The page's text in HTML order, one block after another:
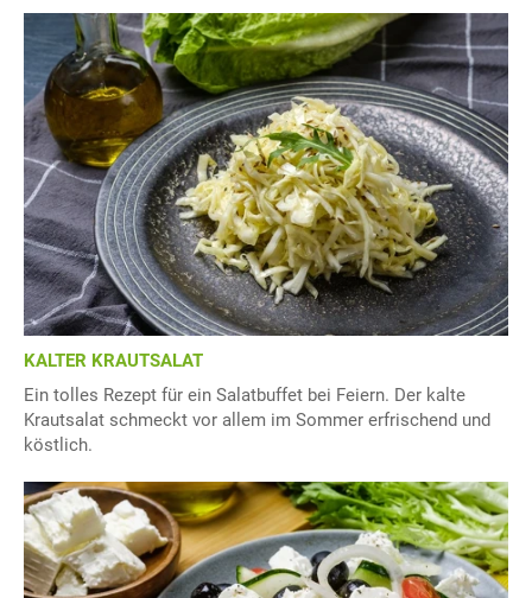
KALTER KRAUTSALAT
Ein tolles Rezept für ein Salatbuffet bei Feiern. Der kalte
Krautsalat schmeckt vor allem im Sommer erfrischend und
köstlich.